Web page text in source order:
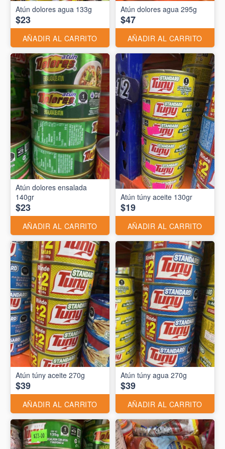
Atún dolores agua 133g
$23
AÑADIR AL CARRITO
Atún dolores agua 295g
$47
AÑADIR AL CARRITO
Atún dolores ensalada
140gr
$23
AÑADIR AL CARRITO
Atún túny aceite 130gr
$19
AÑADIR AL CARRITO
Atún túny aceite 270g
$39
AÑADIR AL CARRITO
Atún túny agua 270g
$39
AÑADIR AL CARRITO